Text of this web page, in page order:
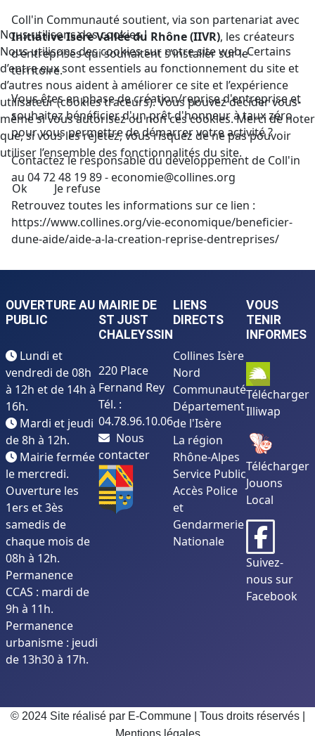
Coll'in Communauté soutient, via son partenariat avec
Initiative Isère Vallée du Rhône (IIVR), les créateurs
d'entreprises qui souhaitent s'installer sur le
territoire.
Vous êtes en phase de création/reprise d'entreprise et
souhaitez bénéficier d'un prêt d'honneur à taux zéro
pour vous permettre de démarrer votre activité ?
Contactez le responsable du développement de Coll'in
au 04 72 48 19 89 - economie@collines.org
Retrouvez toutes les informations sur ce lien :
https://www.collines.org/vie-economique/beneficier-
dune-aide/aide-a-la-creation-reprise-dentreprises/
OUVERTURE AU
PUBLIC
Lundi et
vendredi de 08h
à 12h et de 14h à
16h.
Mardi et jeudi
de 8h à 12h.
Mairie fermée
le mercredi.
Ouverture les
1ers et 3ès
samedis de
chaque mois de
08h à 12h.
Permanence
CCAS : mardi de
9h à 11h.
Permanence
urbanisme : jeudi
de 13h30 à 17h.
MAIRIE DE
ST JUST
CHALEYSSIN
220 Place
Fernand Rey
Tél. :
04.78.96.10.06
Nous
contacter
LIENS
DIRECTS
Collines Isère
Nord
Communauté
Département
de l'Isère
La région
Rhône-Alpes
Service Public
Accès Police
et
Gendarmerie
Nationale
VOUS
TENIR
INFORMES
Télécharger
Illiwap
Télécharger
Jouons
Local
Suivez-
nous sur
Facebook
© 2024 Site réalisé par E-Commune | Tous droits réservés |
Nous utilisons des cookies !
Nous utilisons des cookies sur notre site web. Certains
d’entre eux sont essentiels au fonctionnement du site et
d’autres nous aident à améliorer ce site et l’expérience
utilisateur (cookies traceurs). Vous pouvez décider vous-
même si vous autorisez ou non ces cookies. Merci de noter
que, si vous les rejetez, vous risquez de ne pas pouvoir
utiliser l’ensemble des fonctionnalités du site.
Ok Je refuse